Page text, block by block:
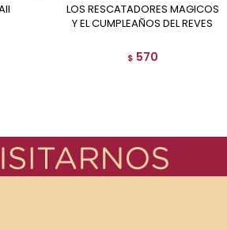
LOS RESCATADORES MAGICOS
Y EL CUMPLEAÑOS DEL REVES
$ 570